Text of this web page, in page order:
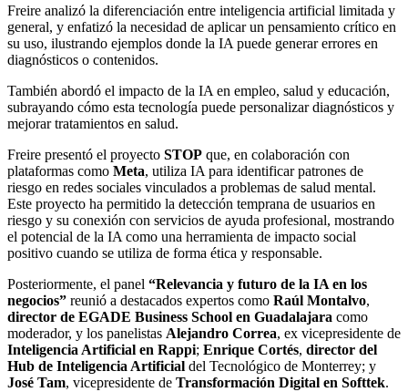
Freire analizó la diferenciación entre inteligencia artificial limitada y
general, y enfatizó la necesidad de aplicar un pensamiento crítico en
su uso, ilustrando ejemplos donde la IA puede generar errores en
diagnósticos o contenidos.
También abordó el impacto de la IA en empleo, salud y educación,
subrayando cómo esta tecnología puede personalizar diagnósticos y
mejorar tratamientos en salud.
Freire presentó el proyecto STOP que, en colaboración con
plataformas como Meta, utiliza IA para identificar patrones de
riesgo en redes sociales vinculados a problemas de salud mental.
Este proyecto ha permitido la detección temprana de usuarios en
riesgo y su conexión con servicios de ayuda profesional, mostrando
el potencial de la IA como una herramienta de impacto social
positivo cuando se utiliza de forma ética y responsable.
Posteriormente, el panel “Relevancia y futuro de la IA en los
negocios” reunió a destacados expertos como Raúl Montalvo,
director de EGADE Business School en Guadalajara como
moderador, y los panelistas Alejandro Correa, ex vicepresidente de
Inteligencia Artificial en Rappi; Enrique Cortés, director del
Hub de Inteligencia Artificial del Tecnológico de Monterrey; y
José Tam, vicepresidente de Transformación Digital en Softtek.